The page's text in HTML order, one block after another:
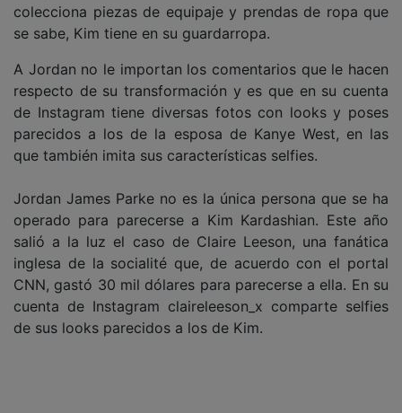
colecciona piezas de equipaje y prendas de ropa que
se sabe, Kim tiene en su guardarropa.
A Jordan no le importan los comentarios que le hacen
respecto de su transformación y es que en su cuenta
de Instagram tiene diversas fotos con looks y poses
parecidos a los de la esposa de Kanye West, en las
que también imita sus características selfies.
Jordan James Parke no es la única persona que se ha
operado para parecerse a Kim Kardashian. Este año
salió a la luz el caso de Claire Leeson, una fanática
inglesa de la socialité que, de acuerdo con el portal
CNN, gastó 30 mil dólares para parecerse a ella. En su
cuenta de Instagram claireleeson_x comparte selfies
de sus looks parecidos a los de Kim.